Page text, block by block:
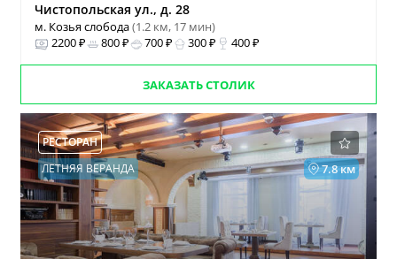
Чистопольская ул., д. 28
м. Козья слобода(1.2 км, 17 мин)
2200 ₽
800 ₽ 700 ₽ 300 ₽ 400 ₽
ЗАКАЗАТЬ СТОЛИК
РЕСТОРАН
7.8 км
ЛЕТНЯЯ ВЕРАНДА